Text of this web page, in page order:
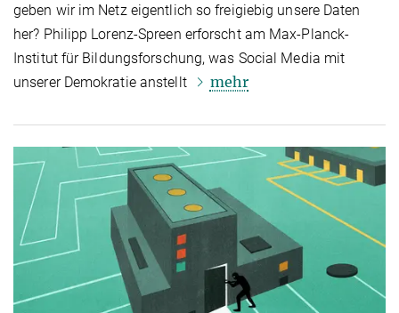
geben wir im Netz eigentlich so freigiebig unsere Daten
her? Philipp Lorenz-Spreen erforscht am Max-Planck-
Institut für Bildungsforschung, was Social Media mit
unserer Demokratie anstellt
mehr